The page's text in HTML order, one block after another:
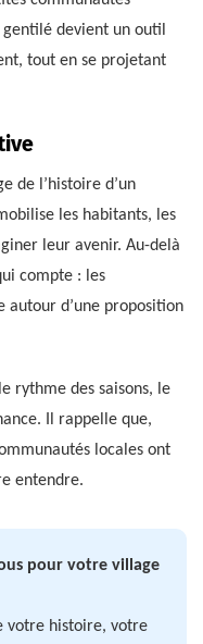
devient un outil
tout en se projetant
de l’histoire d’un
les habitants, les
leur avenir. Au-delà
compte : les
autour d’une proposition
rythme des saisons, le
Il rappelle que,
locales ont
entendre.
pour votre village
votre histoire, votre